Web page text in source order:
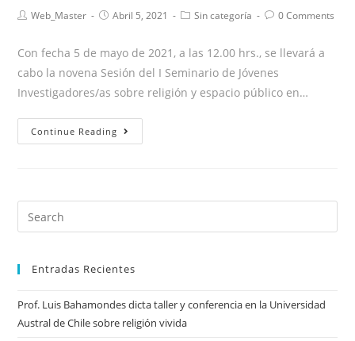
Web_Master Abril 5, 2021 Sin categoría 0 Comments
Con fecha 5 de mayo de 2021, a las 12.00 hrs., se llevará a
cabo la novena Sesión del I Seminario de Jóvenes
Investigadores/as sobre religión y espacio público en…
Continue Reading
Entradas Recientes
Prof. Luis Bahamondes dicta taller y conferencia en la Universidad
Austral de Chile sobre religión vivida